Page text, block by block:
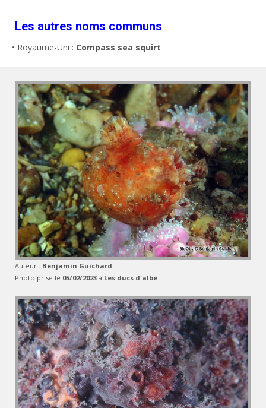
Les autres noms communs
• Royaume-Uni : Compass sea squirt
Auteur : Benjamin Guichard
Photo prise le 05/02/2023 à Les ducs d'albe